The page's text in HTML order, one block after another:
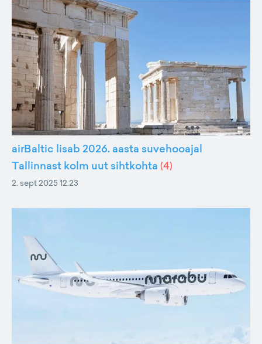
airBaltic lisab 2026. aasta suvehooajal
Tallinnast kolm uut sihtkohta (4)
2. sept 2025 12:23